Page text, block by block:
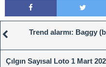
Trend alarmı: Baggy
Çılgın Sayısal Loto 1 Mart